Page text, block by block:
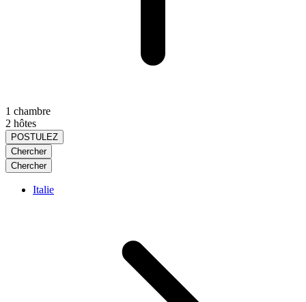
1 chambre
2 hôtes
POSTULEZ
Chercher
Chercher
Italie